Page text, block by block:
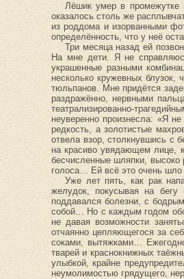
Лёшик умер в промежутке
оказалось столь же
из роддома и изорванными
определённость, что у неё
Три месяца назад ей
На мне дети. Я не
украшенные разными
несколько кружевных блузок,
тюльпанов. Мне придётся
раздражённо, нервными
театрализированно-
неуверенно произнесла: «Я
редкость, а золотистые
отвела взор, столкнувшись с
на красиво увядающем лице,
бесчисленные шляпки, высоко
голоса… Ей всё это очень шло
Уже лет пять, как рак
желудок, покусывая на бегу
поддавался болезни, с
собой… Но с каждым годом
не давая возможности
отчаянно цепляющегося за
соками, вытяжками…
тварей и краснокнижных
улыбкой, крайне
неумолимостью грядущего,